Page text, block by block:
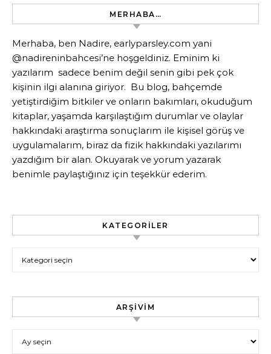
MERHABA…
Merhaba, ben Nadire, earlyparsley.com yani
@nadireninbahcesi’ne hoşgeldiniz. Eminim ki
yazılarım sadece benim değil senin gibi pek çok
kişinin ilgi alanına giriyor. Bu blog, bahçemde
yetiştirdiğim bitkiler ve onların bakımları, okuduğum
kitaplar, yaşamda karşılaştığım durumlar ve olaylar
hakkındaki araştırma sonuçlarım ile kişisel görüş ve
uygulamalarım, biraz da fizik hakkındaki yazılarımı
yazdığım bir alan. Okuyarak ve yorum yazarak
benimle paylaştığınız için teşekkür ederim.
KATEGORILER
ARŞIVIM